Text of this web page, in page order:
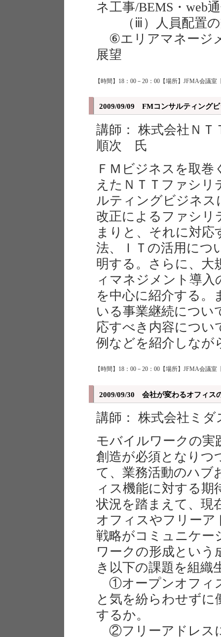
ネ工事/BEMS・web
（ⅲ）人員配置の
⑥エリアマネージ
展望
【時間】18：00－20：00【場所】JFMA会議
2009/09/09 FMコンサルティング
講師： 株式会社Ｎ
順次 氏
ＦＭビジネスを取
えたＮＴＴファシ
ルティングビジネス
改正によるファシリ
まりと、それに対
法、ＩＴの活用につ
明する。さらに、大
ィマネジメント導
を中心に紹介する。
いる事業継続につい
応すべき内容につい
例などを紹介しなが
【時間】18：00－20：00【場所】JFMA会議
2009/09/30 会社が変わるオフィス
講師： 株式会社
モバイルワークの実
創造が必須となりつ
て、業務活動のハブ
ィス機能に対する
状況を踏まえて、現
オフィスやフリー
戦略がコミュニケー
ワークの形成という
き以下の課題を組織
①オープンオフィ
と気を紛らわせず
するか。
②フリーアドレス